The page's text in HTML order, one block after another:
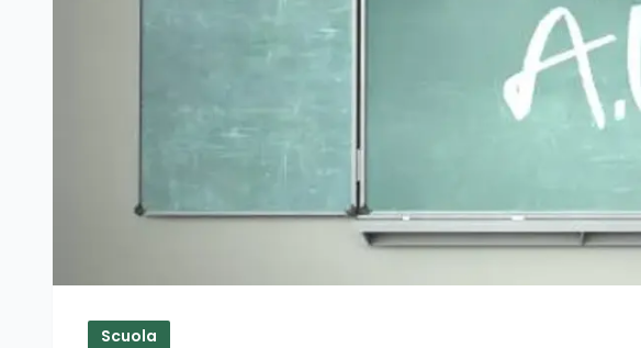
Scuola